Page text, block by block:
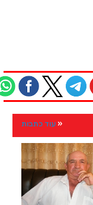
עוד כתבות